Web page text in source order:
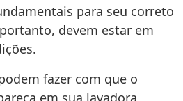
para seu correto
devem estar em
fazer com que o